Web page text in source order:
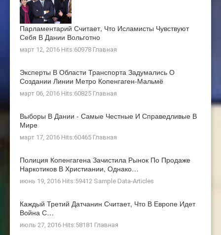
Парламентарий Считает, Что Исламисты Чувствуют
Себя В Дании Вольготно
март 12, 2016 Hits:60978 Главная
Эксперты В Области Транспорта Задумались О
Создании Линии Метро Копенгаген-Мальмё
март 06, 2016 Hits:60825 Главная
Выборы В Дании - Самые Честные И Справедливые В
Мире
март 17, 2016 Hits:60465 Главная
Полиция Копенгагена Зачистила Рынок По Продаже
Наркотиков В Христиании, Однако…
июнь 19, 2016 Hits:59412 Sample Data-Articles
Каждый Третий Датчанин Считает, Что В Европе Идет
Война С…
июль 27, 2016 Hits:58181 Главная